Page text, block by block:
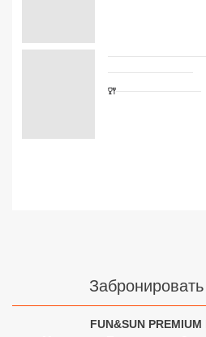
FUN&SUN
Сетевые отели Египта
Сетевые отели Бали
Сетевые отели Сейшел